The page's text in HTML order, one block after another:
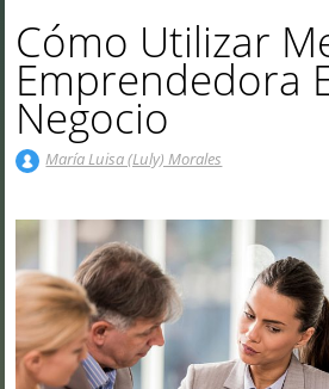
Cómo Utilizar
Emprendedora
Negocio
María Luisa (Luly) Morales